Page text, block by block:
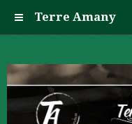
Terre Amany